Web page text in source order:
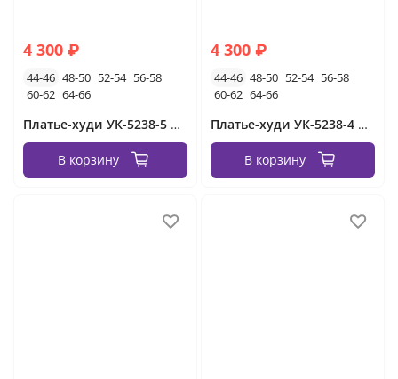
4 300 ₽
44-46 48-50 52-54 56-58
60-62 64-66
Платье-худи УК-5238-5 Фабрика Моды
В корзину
4 300 ₽
44-46 48-50 52-54 56-58
60-62 64-66
Платье-худи УК-5238-4 Фабрика Моды
В корзину